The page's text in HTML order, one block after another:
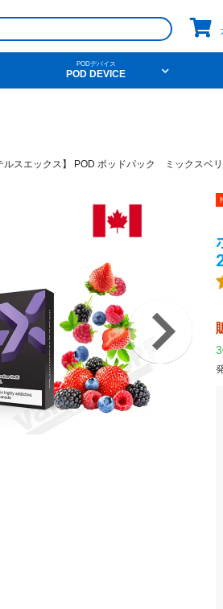
ニコチンベース
ース
PODデバイス
POD DEVICE
ルスエックス】 POD ポッドパック ミックスベ